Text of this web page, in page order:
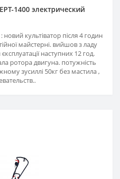
1400 электрический
культіватор після 4 годин
майстерні. вийшов з ладу
наступних 12 год.
ротора двигуна. потужність
зусиллі 50кг без мастила ,